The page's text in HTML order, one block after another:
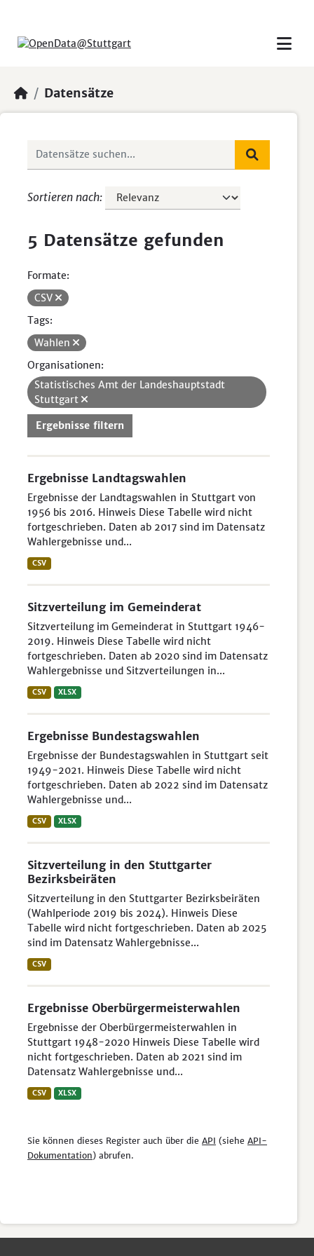
Datensätze
Sortieren nach
5 Datensätze gefunden
Formate:
CSV
Tags:
Wahlen
Organisationen:
Statistisches Amt der Landeshauptstadt
Stuttgart
Ergebnisse filtern
Ergebnisse Landtagswahlen
Ergebnisse der Landtagswahlen in Stuttgart von
1956 bis 2016. Hinweis Diese Tabelle wird nicht
fortgeschrieben. Daten ab 2017 sind im Datensatz
Wahlergebnisse und...
CSV
Sitzverteilung im Gemeinderat
Sitzverteilung im Gemeinderat in Stuttgart 1946-
2019. Hinweis Diese Tabelle wird nicht
fortgeschrieben. Daten ab 2020 sind im Datensatz
Wahlergebnisse und Sitzverteilungen in...
CSV XLSX
Ergebnisse Bundestagswahlen
Ergebnisse der Bundestagswahlen in Stuttgart seit
1949-2021. Hinweis Diese Tabelle wird nicht
fortgeschrieben. Daten ab 2022 sind im Datensatz
Wahlergebnisse und...
CSV XLSX
Sitzverteilung in den Stuttgarter
Bezirksbeiräten
Sitzverteilung in den Stuttgarter Bezirksbeiräten
(Wahlperiode 2019 bis 2024). Hinweis Diese
Tabelle wird nicht fortgeschrieben. Daten ab 2025
sind im Datensatz Wahlergebnisse...
CSV
Ergebnisse Oberbürgermeisterwahlen
Ergebnisse der Oberbürgermeisterwahlen in
Stuttgart 1948-2020 Hinweis Diese Tabelle wird
nicht fortgeschrieben. Daten ab 2021 sind im
Datensatz Wahlergebnisse und...
CSV XLSX
Sie können dieses Register auch über die API (siehe API-
Dokumentation) abrufen.